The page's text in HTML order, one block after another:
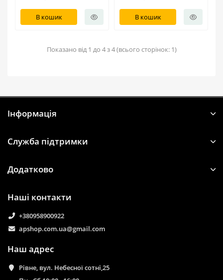
В кошик В кошик
Показано від 1 до 4 з 4 (всього сторінок: 1)
Iнформація
Служба підтримки
Додатково
Наші контакти
+380958900922
apshop.com.ua@gmail.com
Наш адрес
Рівне, вул. Небесної сотні,25